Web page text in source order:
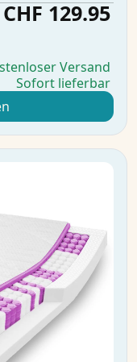
CHF 129.95
Versand
Sofort lieferbar